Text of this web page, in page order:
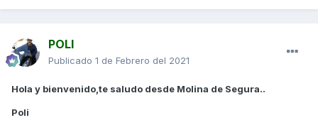
POLI
Publicado 1 de Febrero del 2021
Hola y bienvenido,te saludo desde Molina de Segura..
Poli